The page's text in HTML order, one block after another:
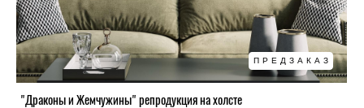
ПРЕДЗАКАЗ
"Драконы и Жемчужины" репродукция на холсте